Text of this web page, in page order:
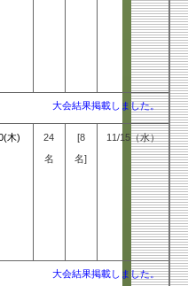
大会結果掲載しました。
木)
24
名
[8
名]
11/15（水）
大会結果掲載しました。